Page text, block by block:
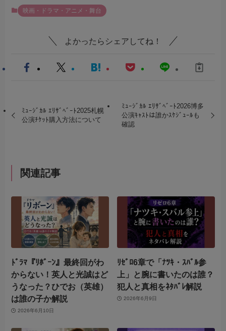
映画・ドラマ・アニメ・舞台
よかったらシェアしてね！
ﾐｭｰｼﾞｶﾙ ｴﾘｻﾞﾍﾞｰﾄ2025札幌
公演ﾁｹｯﾄ購入方法について
ﾐｭｰｼﾞｶﾙ ｴﾘｻﾞﾍﾞｰﾄ2026博多
公演ｷｬｽﾄは誰かｽｹｼﾞｭｰﾙも
確認
関連記事
ﾄﾞﾗﾏ『ﾘﾎﾞｰﾝ』最終回がわ
からない！英人と光誠はど
うなった？ひでお（英雄）
は誰の子か解説
2026年6月10日
ﾘｾﾞﾛ6章で「ﾅﾂｷ・ｽﾊﾞﾙ参
上」と腕に書いたのは誰？
犯人と真相をﾈﾀﾊﾞﾚ解説
2026年6月9日